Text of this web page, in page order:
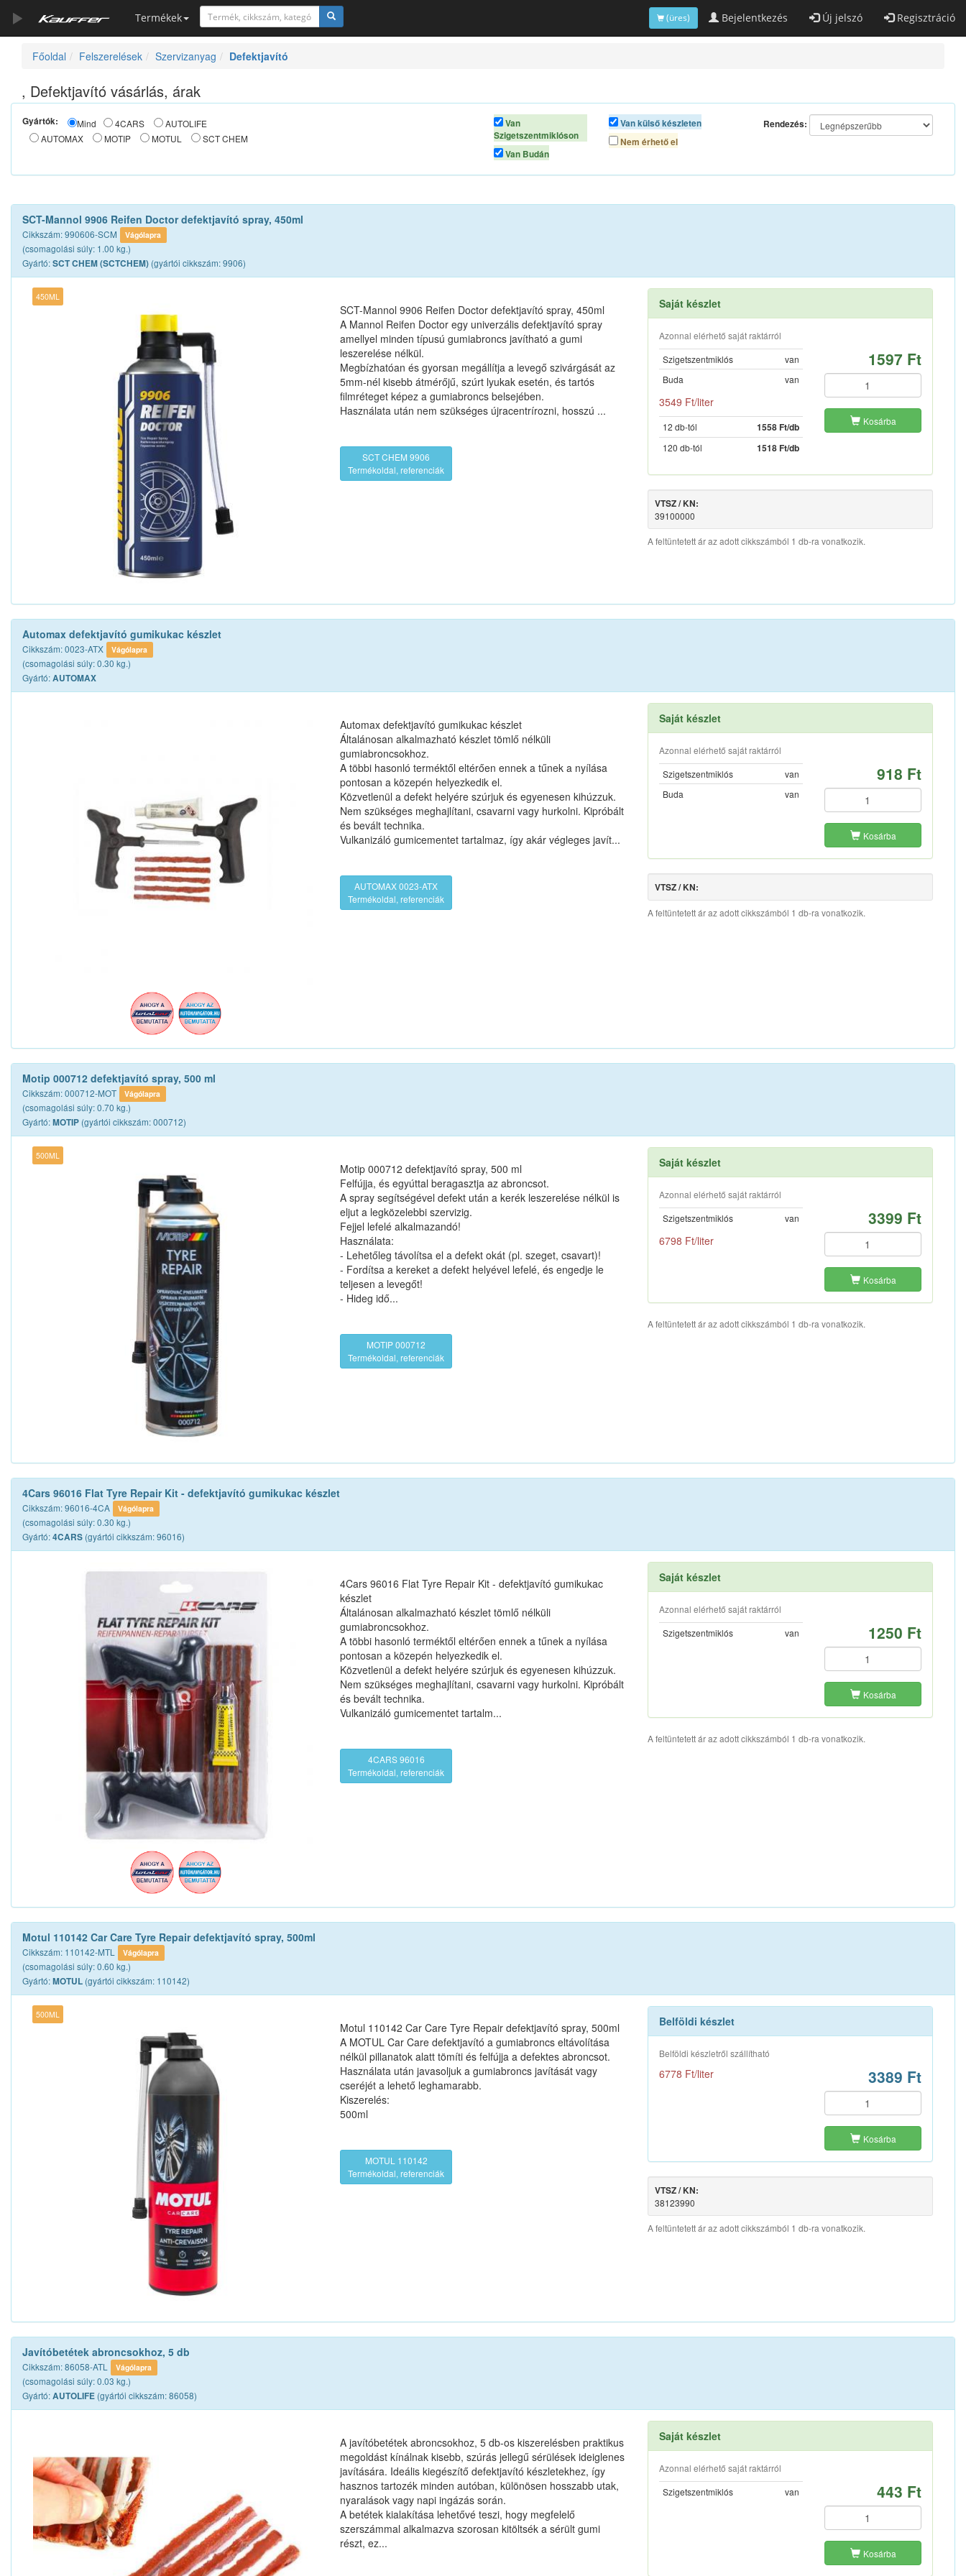
Termékek Bejelentkezés Új jelszó Regisztráció
(üres)
Szerszámkatalógus
Kosár
Főoldal Felszerelések Szervizanyag Defektjavító
, Defektjavító vásárlás, árak
Gyártók: Mind 4CARS
AUTOLIFE
AUTOMAX
MOTIP MOTUL SCT CHEM
Van
Szigetszentmiklóson
Van Budán
Van külső készleten
Nem érhető el
Rendezés:
SCT-Mannol 9906 Reifen Doctor defektjavító spray, 450ml
Cikkszám: 990606-SCM Vágólapra
(csomagolási súly: 1.00 kg.)
Gyártó:SCT CHEM (SCTCHEM) (gyártói cikkszám: 9906)
450ML
SCT-Mannol 9906 Reifen Doctor defektjavító spray, 450ml
A Mannol Reifen Doctor egy univerzális defektjavító spray
amellyel minden típusú gumiabroncs javítható a gumi
leszerelése nélkül.
Megbízhatóan és gyorsan megállítja a levegő szivárgását az
5mm-nél kisebb átmérőjű, szúrt lyukak esetén, és tartós
filmréteget képez a gumiabroncs belsejében.
Használata után nem szükséges újracentrírozni, hosszú ...
SCT CHEM 9906
Termékoldal, referenciák
Saját készlet
Azonnal elérhető saját raktárról
Szigetszentmiklós
van
Buda
van
3549 Ft/liter
12 db-tól 1558 Ft/db
120 db-tól 1518 Ft/db
1597 Ft
Kosárba
VTSZ / KN:
39100000
A feltüntetett ár az adott cikkszámból 1 db-ra vonatkozik.
Automax defektjavító gumikukac készlet
Cikkszám: 0023-ATX Vágólapra
(csomagolási súly: 0.30 kg.)
Gyártó:AUTOMAX
Automax defektjavító gumikukac készlet
Általánosan alkalmazható készlet tömlő nélküli
gumiabroncsokhoz.
A többi hasonló terméktől eltérően ennek a tűnek a nyílása
pontosan a közepén helyezkedik el.
Közvetlenül a defekt helyére szúrjuk és egyenesen kihúzzuk.
Nem szükséges meghajlítani, csavarni vagy hurkolni. Kipróbált
és bevált technika.
Vulkanizáló gumicementet tartalmaz, így akár végleges javít...
AUTOMAX 0023-ATX
Termékoldal, referenciák
Saját készlet
Azonnal elérhető saját raktárról
Szigetszentmiklós
van
Buda
van
918 Ft
Kosárba
VTSZ / KN:
A feltüntetett ár az adott cikkszámból 1 db-ra vonatkozik.
Motip 000712 defektjavító spray, 500 ml
Cikkszám: 000712-MOT Vágólapra
(csomagolási súly: 0.70 kg.)
Gyártó:MOTIP (gyártói cikkszám: 000712)
500ML
Motip 000712 defektjavító spray, 500 ml
Felfújja, és egyúttal beragasztja az abroncsot.
A spray segítségével defekt után a kerék leszerelése nélkül is
eljut a legközelebbi szervizig.
Fejjel lefelé alkalmazandó!
Használata:
- Lehetőleg távolítsa el a defekt okát (pl. szeget, csavart)!
- Fordítsa a kereket a defekt helyével lefelé, és engedje le
teljesen a levegőt!
- Hideg idő...
MOTIP 000712
Termékoldal, referenciák
Saját készlet
Azonnal elérhető saját raktárról
Szigetszentmiklós
van
6798 Ft/liter
3399 Ft
Kosárba
A feltüntetett ár az adott cikkszámból 1 db-ra vonatkozik.
4Cars 96016 Flat Tyre Repair Kit - defektjavító gumikukac készlet
Cikkszám: 96016-4CA Vágólapra
(csomagolási súly: 0.30 kg.)
Gyártó:4CARS (gyártói cikkszám: 96016)
4Cars 96016 Flat Tyre Repair Kit - defektjavító gumikukac
készlet
Általánosan alkalmazható készlet tömlő nélküli
gumiabroncsokhoz.
A többi hasonló terméktől eltérően ennek a tűnek a nyílása
pontosan a közepén helyezkedik el.
Közvetlenül a defekt helyére szúrjuk és egyenesen kihúzzuk.
Nem szükséges meghajlítani, csavarni vagy hurkolni. Kipróbált
és bevált technika.
Vulkanizáló gumicementet tartalm...
4CARS 96016
Termékoldal, referenciák
Saját készlet
Azonnal elérhető saját raktárról
Szigetszentmiklós
van 1250 Ft
Kosárba
A feltüntetett ár az adott cikkszámból 1 db-ra vonatkozik.
Motul 110142 Car Care Tyre Repair defektjavító spray, 500ml
Cikkszám: 110142-MTL Vágólapra
(csomagolási súly: 0.60 kg.)
Gyártó:MOTUL (gyártói cikkszám: 110142)
500ML
Motul 110142 Car Care Tyre Repair defektjavító spray, 500ml
A MOTUL Car Care defektjavító a gumiabroncs eltávolítása
nélkül pillanatok alatt tömíti és felfújja a defektes abroncsot.
Használata után javasoljuk a gumiabroncs javítását vagy
cseréjét a lehető leghamarabb.
Kiszerelés:
500ml
MOTUL 110142
Termékoldal, referenciák
Belföldi készlet
Belföldi készletről szállítható
6778 Ft/liter 3389 Ft
Kosárba
VTSZ / KN:
38123990
A feltüntetett ár az adott cikkszámból 1 db-ra vonatkozik.
Javítóbetétek abroncsokhoz, 5 db
Cikkszám: 86058-ATL Vágólapra
(csomagolási súly: 0.03 kg.)
Gyártó:AUTOLIFE (gyártói cikkszám: 86058)
A javítóbetétek abroncsokhoz, 5 db-os kiszerelésben praktikus
megoldást kínálnak kisebb, szúrás jellegű sérülések ideiglenes
javítására. Ideális kiegészítő defektjavító készletekhez, így
hasznos tartozék minden autóban, különösen hosszabb utak,
nyaralások vagy napi ingázás során.
A betétek kialakítása lehetővé teszi, hogy megfelelő
szerszámmal alkalmazva szorosan kitöltsék a sérült gumi
részt, ez...
Saját készlet
Azonnal elérhető saját raktárról
Szigetszentmiklós
van 443 Ft
Kosárba